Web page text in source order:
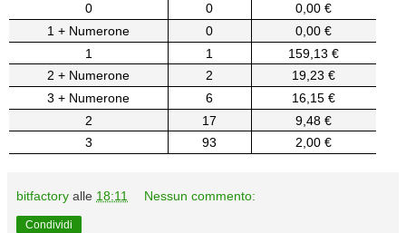
0
0
0,00 €
1 + Numerone
0
0,00 €
1
1
159,13 €
2 + Numerone
2
19,23 €
3 + Numerone
6
16,15 €
2
17
9,48 €
3
93 2,00 €
bitfactory alle 18:11 Nessun commento:
Condividi